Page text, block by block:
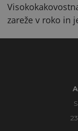
zareže v roko in